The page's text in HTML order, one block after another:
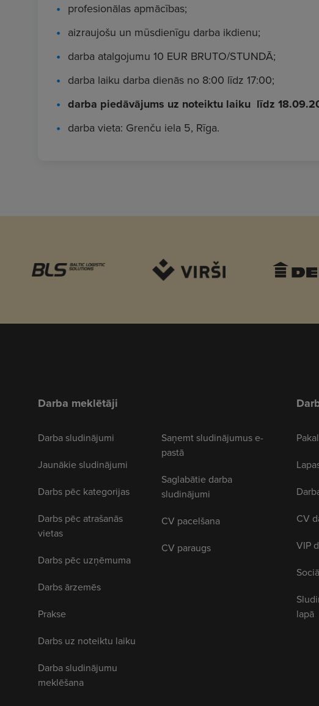
profesionālas apmācības;
aizraujošu un mūsdienīgu darba ikdienu;
darba atalgojumu 10 EUR BRUTO/STUNDĀ;
darba laiku darba dienās no 8:00 līdz 17:00;
darba piedāvājums uz noteiktu laiku līdz
darba vieta: Grenču iela 5, Rīga.
Darba meklētāji
Darba sludinājumi
Jaunākie sludinājumi
Darbs pēc kategorijas
Darbs pēc atrašanās
vietas
Darbs pēc uzņēmuma
Darbs ārzemēs
Prakse
Darbs uz noteiktu laiku
Darba sludinājumu
meklēšana
Saņemt sludinājumus e-
pastā
Saglabātie darba
sludinājumi
CV pacelšana
CV paraugs
CV
VIP
lapā